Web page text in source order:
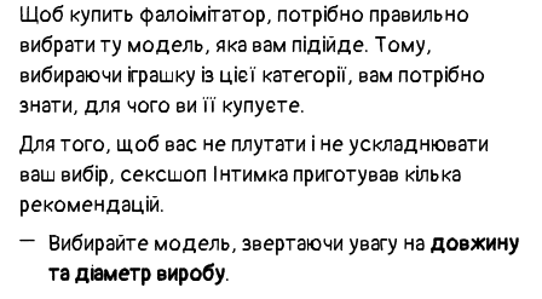
Щоб купить фалоімітатор, потрібно правильно
вибрати ту модель, яка вам підійде. Тому,
вибираючи іграшку із цієї категорії, вам потрібно
знати, для чого ви її купуєте.
Для того, щоб вас не плутати і не ускладнювати
ваш вибір, сексшоп Інтимка приготував кілька
рекомендацій.
Вибирайте модель, звертаючи увагу на довжину
та діаметр виробу.